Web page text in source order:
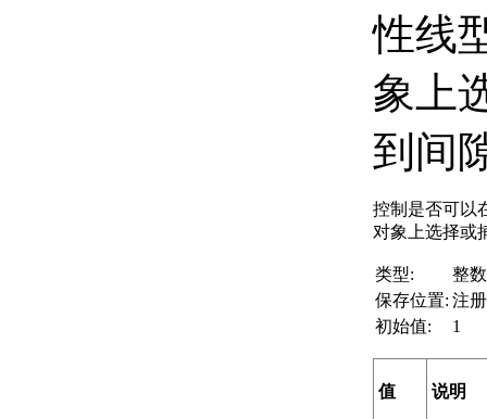
性线
象上
到间
控制是否可以
对象上选择或
类型:
整数
保存位置: 注
初始值:
1
值 说明